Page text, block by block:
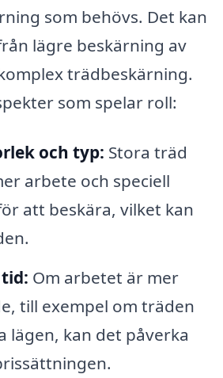
som behövs. Det kan
lägre beskärning av
trädbeskärning.
som spelar roll:
och typ: Stora träd
arbete och speciell
att beskära, vilket kan
Om arbetet är mer
till exempel om träden
lägen, kan det påverka